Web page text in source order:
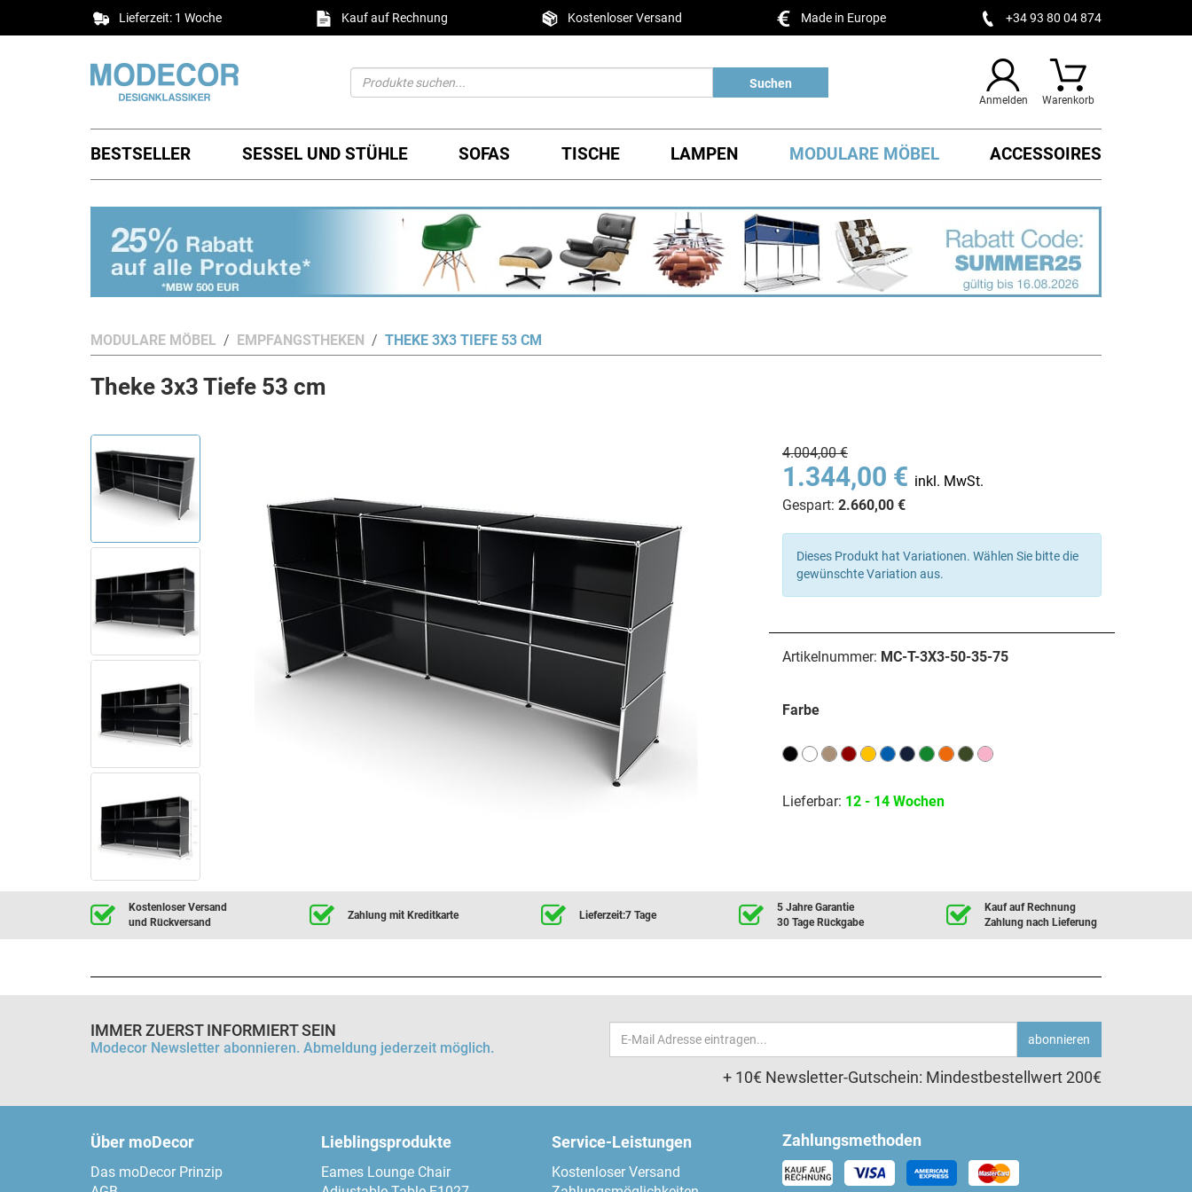
Lieferzeit: 1 Woche Kauf auf Rechnung Kostenloser Versand Made in Europe +34 93 80 04 874
Suchen
Anmelden Warenkorb
BESTSELLER SESSEL UND STÜHLE SOFAS TISCHE LAMPEN MODULARE MÖBEL ACCESSOIRES
MODULARE MÖBEL EMPFANGSTHEKEN THEKE 3X3 TIEFE 53 CM
Theke 3x3 Tiefe 53 cm
4.004,00 €
1.344,00 € inkl. MwSt.
Gespart: 2.660,00 €
Dieses Produkt hat Variationen. Wählen Sie bitte die
gewünschte Variation aus.
Artikelnummer: MC-T-3X3-50-35-75
Farbe
Lieferbar: 12 - 14 Wochen
Kostenloser Versand
und Rückversand
Zahlung mit Kreditkarte Lieferzeit:7 Tage
5 Jahre Garantie
30 Tage Rückgabe
Kauf auf Rechnung
Zahlung nach Lieferung
IMMER ZUERST INFORMIERT SEIN
Modecor Newsletter abonnieren. Abmeldung jederzeit möglich.
Email-
Adresse
abonnieren
+ 10€ Newsletter-Gutschein: Mindestbestellwert 200€
Über moDecor
Das moDecor Prinzip
Lieblingsprodukte
Eames Lounge Chair
Service-Leistungen
Kostenloser Versand
Zahlungsmethoden